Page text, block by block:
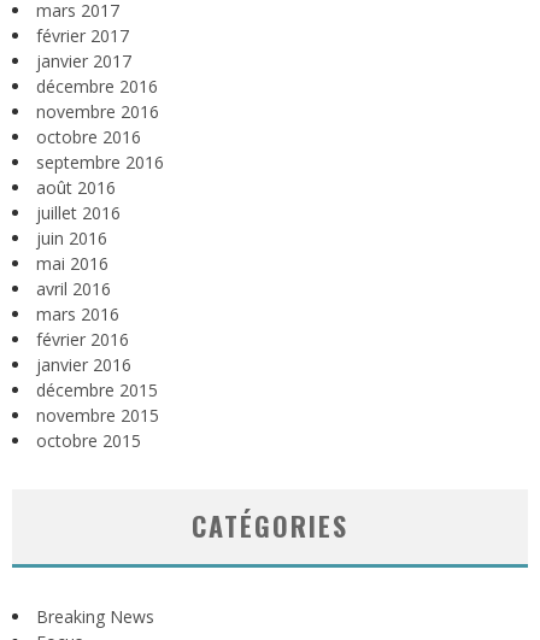
mars 2017
février 2017
janvier 2017
décembre 2016
novembre 2016
octobre 2016
septembre 2016
août 2016
juillet 2016
juin 2016
mai 2016
avril 2016
mars 2016
février 2016
janvier 2016
décembre 2015
novembre 2015
octobre 2015
CATÉGORIES
Breaking News